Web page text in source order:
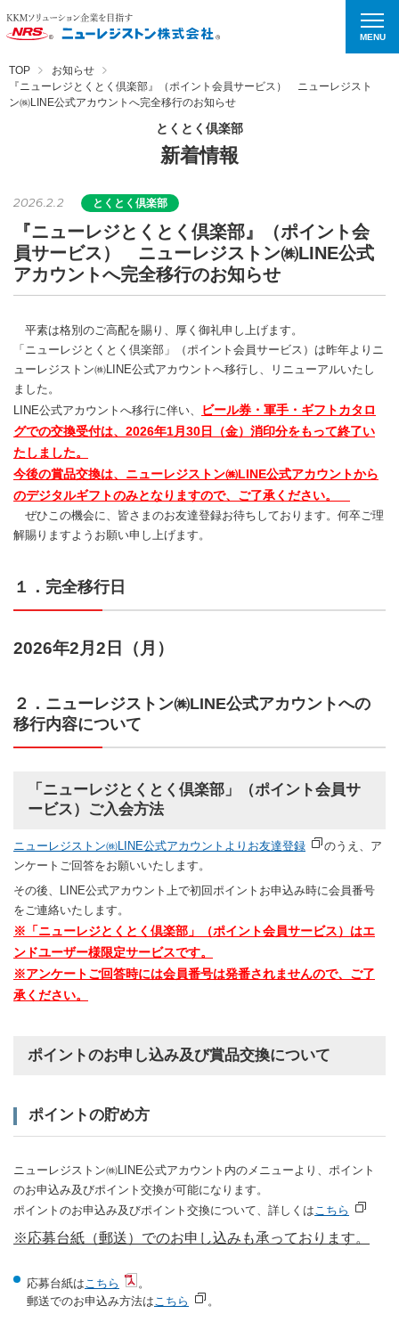
MENU
TOP
お知らせ
『ニューレジとくとく倶楽部』（ポイント会員サービス） ニューレジスト
ン㈱LINE公式アカウントへ完全移行のお知らせ
とくとく倶楽部
新着情報
2026.2.2 とくとく倶楽部
『ニューレジとくとく倶楽部』（ポイント会
員サービス） ニューレジストン㈱LINE公式
アカウントへ完全移行のお知らせ
平素は格別のご高配を賜り、厚く御礼申し上げます。
「ニューレジとくとく倶楽部」（ポイント会員サービス）は昨年よりニ
ューレジストン㈱LINE公式アカウントへ移行し、リニューアルいたし
ました。
LINE公式アカウントへ移行に伴い、
ビール券・軍手・ギフトカタロ
グでの交換受付は、2026年1月30日（金）消印分をもって終了い
たしました。
今後の賞品交換は、ニューレジストン㈱LINE公式アカウントから
のデジタルギフトのみとなりますので、ご了承ください。
ぜひこの機会に、皆さまのお友達登録お待ちしております。何卒ご理
解賜りますようお願い申し上げます。
１．完全移行日
2026年2月2日（月）
２．ニューレジストン㈱LINE公式アカウントへの
移行内容について
「ニューレジとくとく倶楽部」（ポイント会員サ
ービス）ご入会方法
ニューレジストン㈱LINE公式アカウントよりお友達登録
のうえ、ア
ンケートご回答をお願いいたします。
その後、LINE公式アカウント上で初回ポイントお申込み時に会員番号
をご連絡いたします。
※「ニューレジとくとく倶楽部」（ポイント会員サービス）はエ
ンドユーザー様限定サービスです。
※アンケートご回答時には会員番号は発番されませんので、ご了
承ください。
ポイントのお申し込み及び賞品交換について
ポイントの貯め方
ニューレジストン㈱LINE公式アカウント内のメニューより、ポイント
のお申込み及びポイント交換が可能になります。
ポイントのお申込み及びポイント交換について、詳しくは こちら
※応募台紙（郵送）でのお申し込みも承っております。
応募台紙はこちら
。
郵送でのお申込み方法はこちら 。